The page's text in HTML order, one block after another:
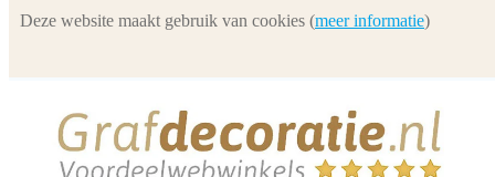
Deze website maakt gebruik van cookies (meer informatie)